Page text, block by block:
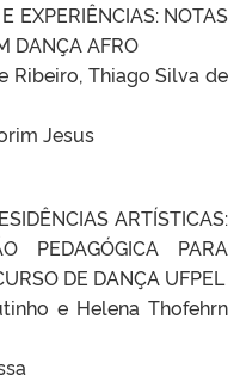
EXPERIÊNCIAS: NOTAS
DANÇA AFRO
Ribeiro, Thiago Silva de
Jesus
ARTÍSTICAS:
PEDAGÓGICA PARA
DE DANÇA UFPEL
e Helena Thofehrn